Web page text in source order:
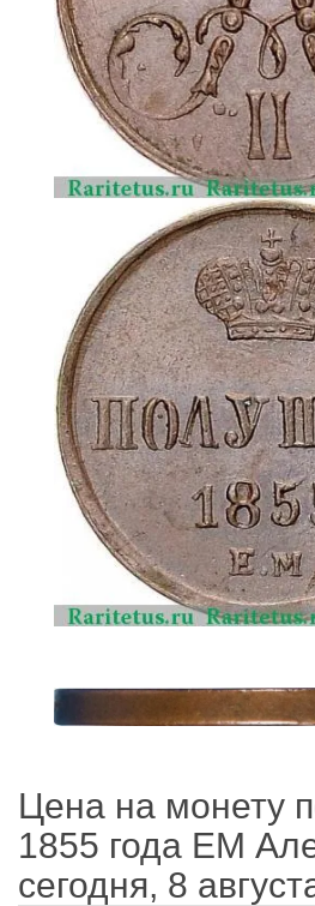
Цена на монету
1855 года ЕМ
сегодня, 8